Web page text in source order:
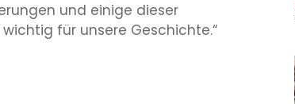
und einige dieser
für unsere Geschichte.“